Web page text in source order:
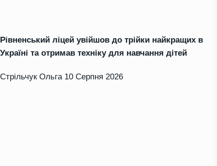
Рівненський ліцей увійшов до трійки найкращих в
Україні та отримав техніку для навчання дітей
Стрільчук Ольга 10 Серпня 2026